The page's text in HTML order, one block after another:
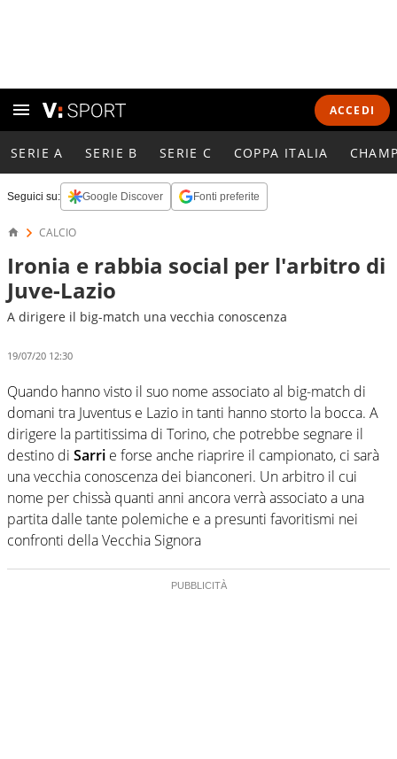
ACCEDI
SERIE A SERIE B SERIE C COPPA ITALIA
Seguici su: Google Discover Fonti preferite
CALCIO
Ironia e rabbia social per l'arbitro di
Juve-Lazio
A dirigere il big-match una vecchia conoscenza
19/07/20 12:30
Quando hanno visto il suo nome associato al big-match di
domani tra Juventus e Lazio in tanti hanno storto la bocca. A
dirigere la partitissima di Torino, che potrebbe segnare il
destino di Sarri e forse anche riaprire il campionato, ci sarà
una vecchia conoscenza dei bianconeri. Un arbitro il cui
nome per chissà quanti anni ancora verrà associato a una
partita dalle tante polemiche e a presunti favoritismi nei
confronti della Vecchia Signora